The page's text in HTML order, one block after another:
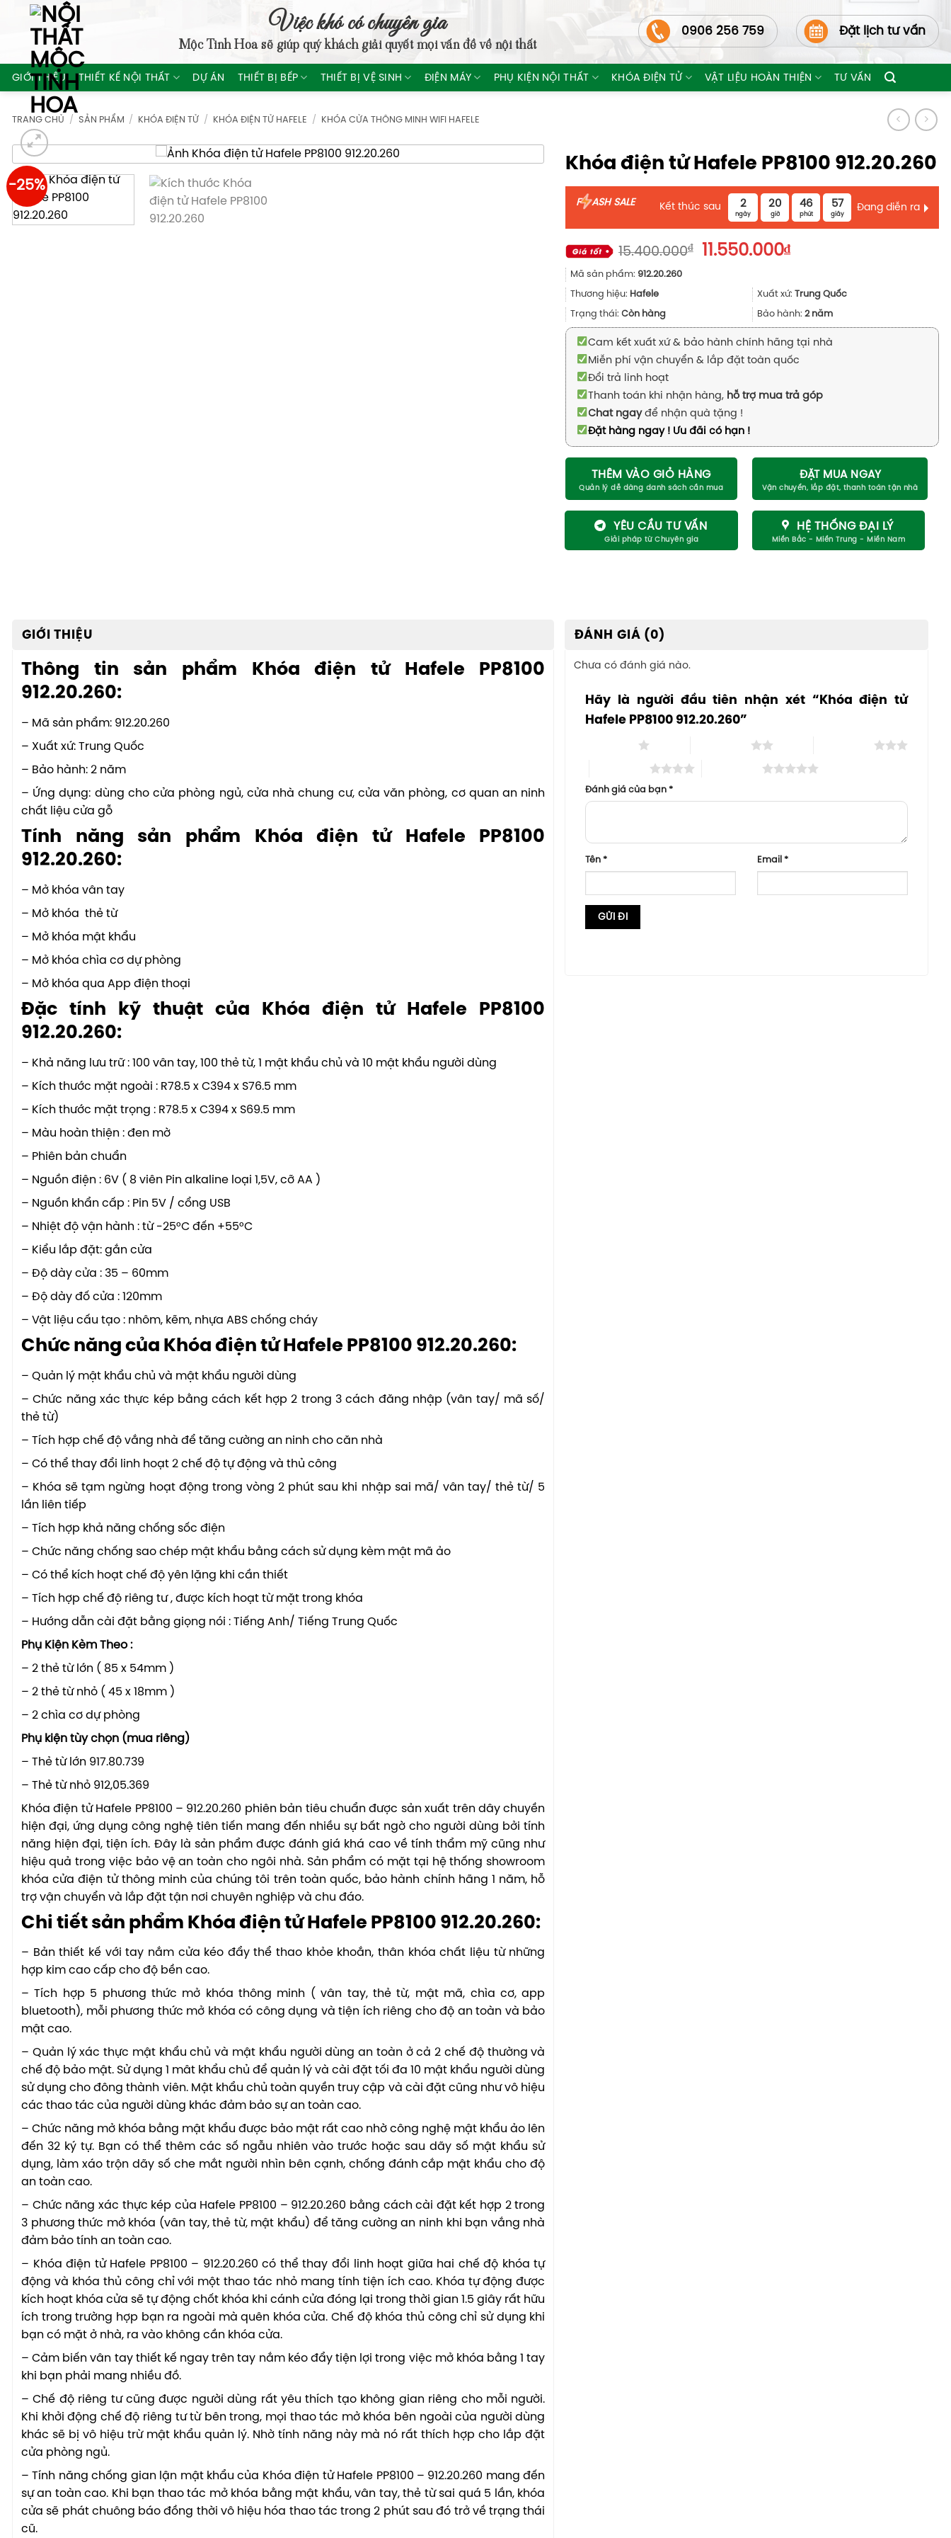
content
Việc khó có chuyên gia
Mộc Tinh Hoasẽ giúp quý khách giải quyết mọi vấn đề về nội thất
0906 256 759 Đặt lịch tư vấn
GIỚI THIỆU THIẾT KẾ NỘI THẤT DỰ ÁN THIẾT BỊ BẾP THIẾT BỊ VỆ SINH ĐIỆN MÁY PHỤ KIỆN NỘI THẤT KHÓA ĐIỆN TỬ VẬT LIỆU HOÀN THIỆN TƯ VẤN
TRANG CHỦ / SẢN PHẨM / KHÓA ĐIỆN TỬ / KHÓA ĐIỆN TỬ HAFELE / KHÓA CỬA THÔNG MINH WIFI HAFELE
-25%
Khóa điện tử Hafele PP8100 912.20.260
F ASH SALE Kết thúc sau 2
ngày
20
giờ
46
phút
56
giây
Đang diễn ra
15.400.000₫
Giá
15.400.000₫.
11.550.000₫Giá
là:
11.550.000₫.
Mã sản phẩm: 912.20.260
Thương hiệu: Hafele Xuất xứ: Trung Quốc
Trạng thái: Còn hàng Bảo hành: 2 năm
Cam kết xuất xứ & bảo hành chính hãng tại nhà
Miễn phí vận chuyển & lắp đặt toàn quốc
Đổi trả linh hoạt
Thanh toán khi nhận hàng, hỗ trợ mua trả góp
Chat ngayđể nhận quà tặng !
Đặt hàng ngay ! Ưu đãi có hạn !
THÊM VÀO GIỎ HÀNG ĐẶT MUA NGAY
YÊU CẦU TƯ VẤN HỆ THỐNG ĐẠI LÝ
GIỚI THIỆU
Thông tin sản phẩm Khóa điện tử Hafele PP8100
912.20.260:
– Mã sản phẩm: 912.20.260
– Xuất xứ: Trung Quốc
– Bảo hành: 2 năm
– Ứng dụng: dùng cho cửa phòng ngủ, cửa nhà chung cư, cửa văn phòng, cơ quan an ninh
chất liệu cửa gỗ
Tính năng sản phẩm Khóa điện tử Hafele PP8100
912.20.260:
– Mở khóa vân tay
– Mở khóa thẻ từ
– Mở khóa mật khẩu
– Mở khóa chìa cơ dự phòng
– Mở khóa qua App điện thoại
Đặc tính kỹ thuật của Khóa điện tử Hafele PP8100
912.20.260:
– Khả năng lưu trữ : 100 vân tay, 100 thẻ từ, 1 mật khẩu chủ và 10 mật khẩu người dùng
– Kích thước mặt ngoài : R78.5 x C394 x S76.5 mm
– Kích thước mặt trọng : R78.5 x C394 x S69.5 mm
– Màu hoàn thiện : đen mờ
– Phiên bản chuẩn
– Nguồn điện : 6V ( 8 viên Pin alkaline loại 1,5V, cỡ AA )
– Nguồn khẩn cấp : Pin 5V / cổng USB
– Nhiệt độ vận hành : từ -25°C đến +55°C
– Kiểu lắp đặt: gắn cửa
– Độ dày cửa : 35 – 60mm
– Độ dày đố cửa : 120mm
– Vật liệu cấu tạo : nhôm, kẽm, nhựa ABS chống cháy
Chức năng của Khóa điện tử Hafele PP8100 912.20.260:
– Quản lý mật khẩu chủ và mật khẩu người dùng
– Chức năng xác thực kép bằng cách kết hợp 2 trong 3 cách đăng nhập (vân tay/ mã số/
thẻ từ)
– Tích hợp chế độ vắng nhà để tăng cường an ninh cho căn nhà
– Có thể thay đổi linh hoạt 2 chế độ tự động và thủ công
– Khóa sẽ tạm ngừng hoạt động trong vòng 2 phút sau khi nhập sai mã/ vân tay/ thẻ từ/ 5
lần liên tiếp
– Tích hợp khả năng chống sốc điện
– Chức năng chống sao chép mật khẩu bằng cách sử dụng kèm mật mã ảo
– Có thể kích hoạt chế độ yên lặng khi cần thiết
– Tích hợp chế độ riêng tư , được kích hoạt từ mặt trong khóa
– Hướng dẫn cài đặt bằng giọng nói : Tiếng Anh/ Tiếng Trung Quốc
Phụ Kiện Kèm Theo :
– 2 thẻ từ lớn ( 85 x 54mm )
– 2 thẻ từ nhỏ ( 45 x 18mm )
– 2 chìa cơ dự phòng
Phụ kiện tùy chọn (mua riêng)
– Thẻ từ lớn 917.80.739
– Thẻ từ nhỏ 912,05.369
Khóa điện tử Hafele PP8100 – 912.20.260 phiên bản tiêu chuẩn được sản xuất trên dây chuyền
hiện đại, ứng dụng công nghệ tiên tiến mang đến nhiều sự bất ngờ cho người dùng bởi tính
năng hiện đại, tiện ích. Đây là sản phẩm được đánh giá khá cao về tính thẩm mỹ cũng như
hiệu quả trong việc bảo vệ an toàn cho ngôi nhà. Sản phẩm có mặt tại hệ thống showroom
khóa cửa điện tử thông minh của chúng tôi trên toàn quốc, bảo hành chính hãng 1 năm, hỗ
trợ vận chuyển và lắp đặt tận nơi chuyên nghiệp và chu đáo.
Chi tiết sản phẩm Khóa điện tử Hafele PP8100 912.20.260:
– Bản thiết kế với tay nắm cửa kéo đẩy thể thao khỏe khoắn, thân khóa chất liệu từ những
hợp kim cao cấp cho độ bền cao.
– Tích hợp 5 phương thức mở khóa thông minh ( vân tay, thẻ từ, mật mã, chìa cơ, app
bluetooth), mỗi phương thức mở khóa có công dụng và tiện ích riêng cho độ an toàn và bảo
mật cao.
– Quản lý xác thực mật khẩu chủ và mật khẩu người dùng an toàn ở cả 2 chế độ thường và
chế độ bảo mật. Sử dụng 1 mât khẩu chủ để quản lý và cài đặt tối đa 10 mật khẩu người dùng
sử dụng cho đông thành viên. Mật khẩu chủ toàn quyền truy cập và cài đặt cũng như vô hiệu
các thao tác của người dùng khác đảm bảo sự an toàn cao.
– Chức năng mở khóa bằng mật khẩu được bảo mật rất cao nhờ công nghệ mật khẩu ảo lên
đến 32 ký tự. Bạn có thể thêm các số ngẫu nhiên vào trước hoặc sau dãy số mật khẩu sử
dụng, làm xáo trộn dãy số che mắt người nhìn bên cạnh, chống đánh cắp mật khẩu cho độ
an toàn cao.
– Chức năng xác thực kép của Hafele PP8100 – 912.20.260 bằng cách cài đặt kết hợp 2 trong
3 phương thức mở khóa (vân tay, thẻ từ, mật khẩu) để tăng cường an ninh khi bạn vắng nhà
đảm bảo tính an toàn cao.
– Khóa điện tử Hafele PP8100 – 912.20.260 có thể thay đổi linh hoạt giữa hai chế độ khóa tự
động và khóa thủ công chỉ với một thao tác nhỏ mang tính tiện ích cao. Khóa tự động được
kích hoạt khóa cửa sẽ tự động chốt khóa khi cánh cửa đóng lại trong thời gian 1.5 giây rất hữu
ích trong trường hợp bạn ra ngoài mà quên khóa cửa. Chế độ khóa thủ công chỉ sử dụng khi
bạn có mặt ở nhà, ra vào không cần khóa cửa.
– Cảm biến vân tay thiết kế ngay trên tay nắm kéo đẩy tiện lợi trong việc mở khóa bằng 1 tay
khi bạn phải mang nhiều đồ.
– Chế độ riêng tư cũng được người dùng rất yêu thích tạo không gian riêng cho mỗi người.
Khi khởi động chế độ riêng tư từ bên trong, mọi thao tác mở khóa bên ngoài của người dùng
khác sẽ bị vô hiệu trừ mật khẩu quản lý. Nhờ tính năng này mà nó rất thích hợp cho lắp đặt
cửa phòng ngủ.
– Tính năng chống gian lận mật khẩu của Khóa điện tử Hafele PP8100 – 912.20.260 mang đến
sự an toàn cao. Khi bạn thao tác mở khóa bằng mật khẩu, vân tay, thẻ từ sai quá 5 lần, khóa
cửa sẽ phát chuông báo đồng thời vô hiệu hóa thao tác trong 2 phút sau đó trở về trạng thái
cũ.
ĐÁNH GIÁ (0)
Chưa có đánh giá nào.
Hãy là người đầu tiên nhận xét “Khóa điện tử
Hafele PP8100 912.20.260”
Đánh giá của bạn*
Tên* Email*